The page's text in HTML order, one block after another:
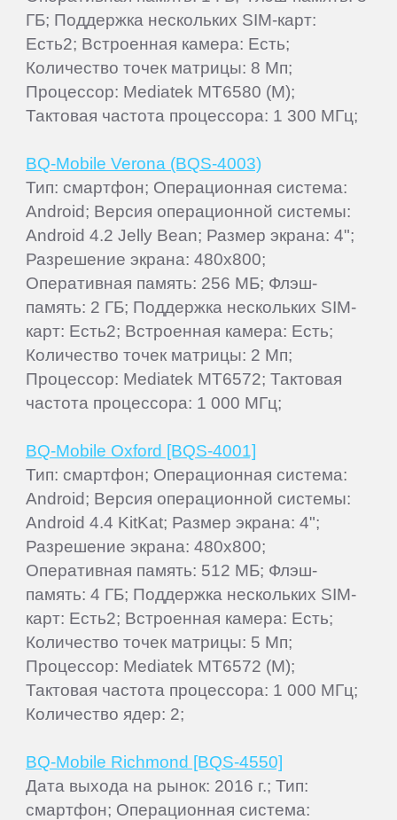
ГБ; Поддержка нескольких SIM-карт:
Есть2; Встроенная камера: Есть;
Количество точек матрицы: 8 Мп;
Процессор: Mediatek MT6580 (M);
Тактовая частота процессора: 1 300 МГц;
BQ-Mobile Verona (BQS-4003)
Тип: смартфон; Операционная система:
Android; Версия операционной системы:
Android 4.2 Jelly Bean; Размер экрана: 4";
Разрешение экрана: 480x800;
Оперативная память: 256 МБ; Флэш-
память: 2 ГБ; Поддержка нескольких SIM-
карт: Есть2; Встроенная камера: Есть;
Количество точек матрицы: 2 Мп;
Процессор: Mediatek MT6572; Тактовая
частота процессора: 1 000 МГц;
BQ-Mobile Oxford [BQS-4001]
Тип: смартфон; Операционная система:
Android; Версия операционной системы:
Android 4.4 KitKat; Размер экрана: 4";
Разрешение экрана: 480x800;
Оперативная память: 512 МБ; Флэш-
память: 4 ГБ; Поддержка нескольких SIM-
карт: Есть2; Встроенная камера: Есть;
Количество точек матрицы: 5 Мп;
Процессор: Mediatek MT6572 (M);
Тактовая частота процессора: 1 000 МГц;
Количество ядер: 2;
BQ-Mobile Richmond [BQS-4550]
Дата выхода на рынок: 2016 г.; Тип:
смартфон; Операционная система: